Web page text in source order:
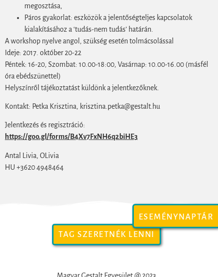
ESEMÉNYNAPTÁR
megosztása,
Páros gyakorlat: eszközök a jelentőségteljes kapcsolatok
kialakításához a ‘tudás-nem tudás’ határán.
A workshop nyelve angol, szükség esetén tolmácsolással
Ideje: 2017. október 20-22
Péntek: 16-20, Szombat: 10.00-18:00, Vasárnap: 10.00-16.00 (másfél
óra ebédszünettel)
Helyszínről tájékoztatást küldönk a jelentkezőknek.
Kontakt: Petka Krisztina, krisztina.petka@gestalt.hu
Jelentkezés és regisztráció:
https://goo.gl/forms/B4Xv7FxNH6q2biHE3
Antal Livia, OLivia
HU +3620 4948464
TAG SZERETNÉK LENNI